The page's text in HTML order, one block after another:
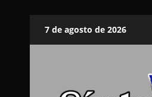
7 de agosto de 2026